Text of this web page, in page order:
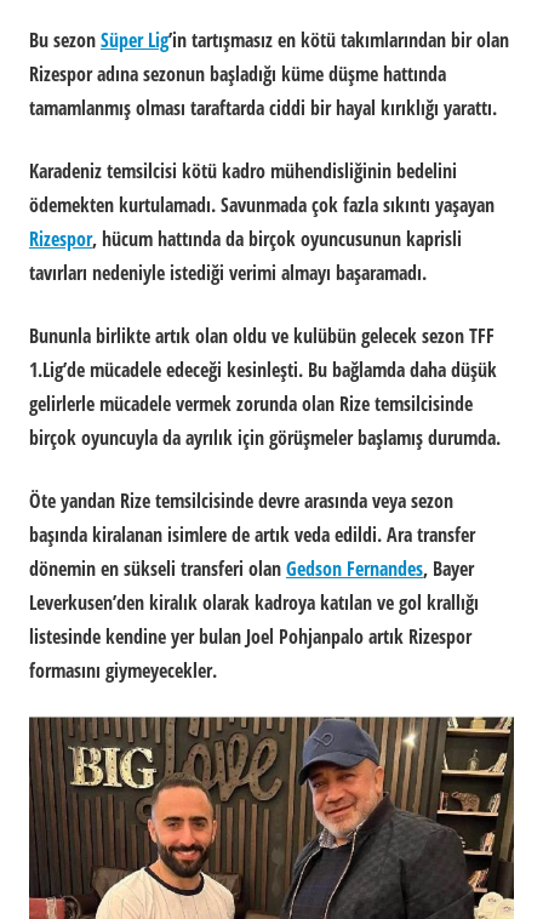
Bu sezonSüper Lig’in tartışmasız en kötü takımlarından bir olan
Rizespor adına sezonun başladığı küme düşme hattında
tamamlanmış olması taraftarda ciddi bir hayal kırıklığı yarattı.
Karadeniz temsilcisi kötü kadro mühendisliğinin bedelini
ödemekten kurtulamadı. Savunmada çok fazla sıkıntı yaşayan
Rizespor, hücum hattında da birçok oyuncusunun kaprisli
tavırları nedeniyle istediği verimi almayı başaramadı.
Bununla birlikte artık olan oldu ve kulübün gelecek sezon TFF
1.Lig’de mücadele edeceği kesinleşti. Bu bağlamda daha düşük
gelirlerle mücadele vermek zorunda olan Rize temsilcisinde
birçok oyuncuyla da ayrılık için görüşmeler başlamış durumda.
Öte yandan Rize temsilcisinde devre arasında veya sezon
başında kiralanan isimlere de artık veda edildi. Ara transfer
dönemin en sükseli transferi olanGedson Fernandes, Bayer
Leverkusen’den kiralık olarak kadroya katılan ve gol krallığı
listesinde kendine yer bulan Joel Pohjanpalo artık Rizespor
formasını giymeyecekler.